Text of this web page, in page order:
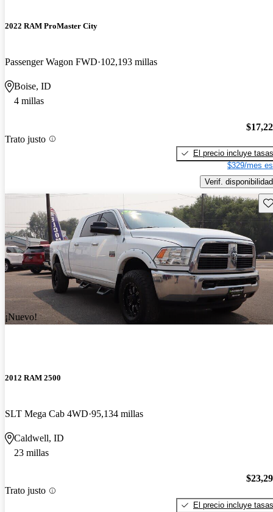
2022 RAM ProMaster City
Passenger Wagon FWD 102,193 millas
Boise, ID
4 millas
Trato justo
El precio incluye tasas
$329/mes
Verif. disponibilidad
¡Nuevo!
2012 RAM 2500
SLT Mega Cab 4WD 95,134 millas
Caldwell, ID
23 millas
Trato justo
El precio incluye tasas